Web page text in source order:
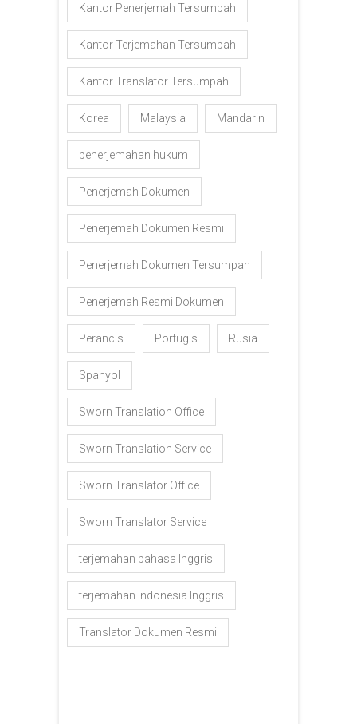
Kantor Penerjemah Tersumpah
Kantor Terjemahan Tersumpah
Kantor Translator Tersumpah
Korea Malaysia Mandarin
penerjemahan hukum
Penerjemah Dokumen
Penerjemah Dokumen Resmi
Penerjemah Dokumen Tersumpah
Penerjemah Resmi Dokumen
Perancis Portugis Rusia
Spanyol
Sworn Translation Office
Sworn Translation Service
Sworn Translator Office
Sworn Translator Service
terjemahan bahasa Inggris
terjemahan Indonesia Inggris
Translator Dokumen Resmi